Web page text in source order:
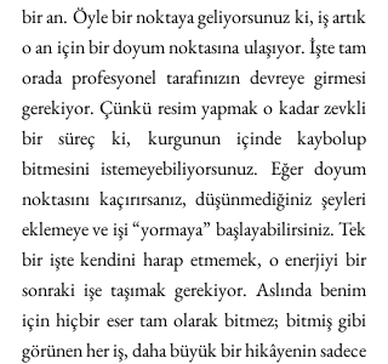
bir an. Öyle bir noktaya geliyorsunuz ki, iş artık
o an için bir doyum noktasına ulaşıyor. İşte tam
orada profesyonel tarafınızın devreye girmesi
gerekiyor. Çünkü resim yapmak o kadar zevkli
bir süreç ki, kurgunun içinde kaybolup
bitmesini istemeyebiliyorsunuz. Eğer doyum
noktasını kaçırırsanız, düşünmediğiniz şeyleri
eklemeye ve işi “yormaya” başlayabilirsiniz. Tek
bir işte kendini harap etmemek, o enerjiyi bir
sonraki işe taşımak gerekiyor. Aslında benim
için hiçbir eser tam olarak bitmez; bitmiş gibi
görünen her iş, daha büyük bir hikâyenin sadece